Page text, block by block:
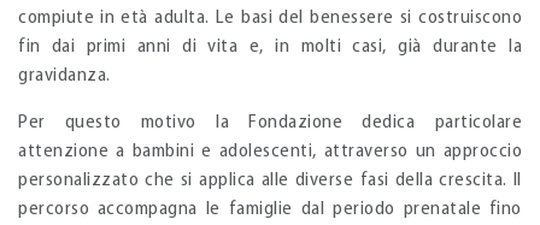
compiute in età adulta. Le basi del benessere si costruiscono
fin dai primi anni di vita e, in molti casi, già durante la
gravidanza.
Per questo motivo la Fondazione dedica particolare
attenzione a bambini e adolescenti, attraverso un approccio
personalizzato che si applica alle diverse fasi della crescita. Il
percorso accompagna le famiglie dal periodo prenatale fino